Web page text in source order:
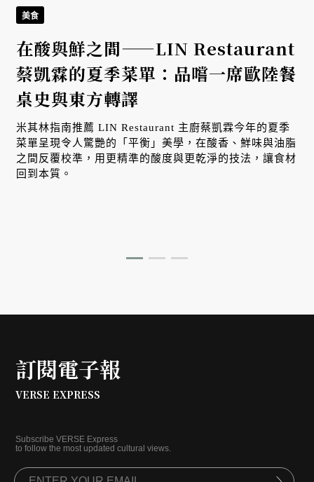
美食
在酸與鮮之間——LIN Restaurant
蔡凱霖的夏季菜單：品嚐一席歐陸餐
桌史與東方轉譯
米其林指南推薦 LIN Restaurant 主廚蔡凱霖今年的夏季
菜單呈現令人驚艷的「平衡」美學，在酸香、鮮味與油脂
之間反覆校準，用更精準的酸度與更乾淨的技法，讓食材
回到本質。
訂閱電子報
VERSE EXPRESS
Subscribe VERSE Express
to follow the most updated cultural views.